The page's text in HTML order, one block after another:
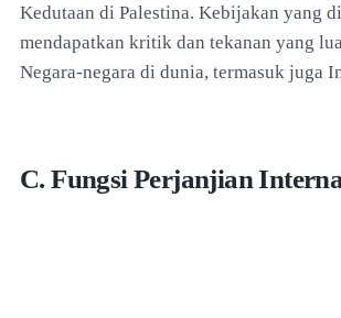
Kedutaan di Palestina. Kebijakan yang
mendapatkan kritik dan tekanan yang
Negara-negara di dunia, termasuk juga
C. Fungsi Perjanjian